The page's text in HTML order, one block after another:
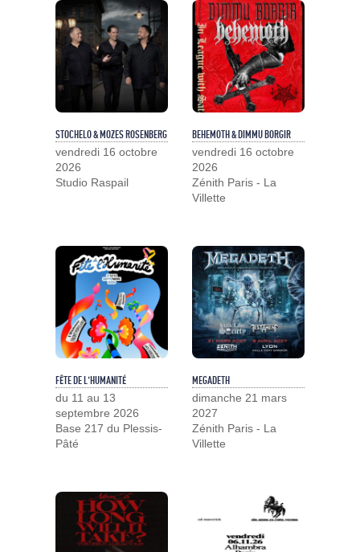
STOCHELO & MOZES ROSENBERG
vendredi 16 octobre
2026
Studio Raspail
BEHEMOTH & DIMMU BORGIR
vendredi 16 octobre
2026
Zénith Paris - La
Villette
FÊTE DE L'HUMANITÉ
du 11 au 13
septembre 2026
Base 217 du Plessis-
Pâté
MEGADETH
dimanche 21 mars
2027
Zénith Paris - La
Villette